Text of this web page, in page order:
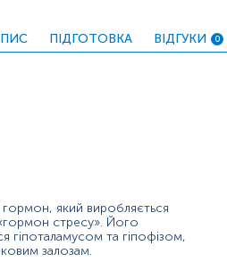
може викликати
вказують такі симптоми
аналіз на кортизол:
причин
втоми, астенії;
циклу, гірсутизмі;
ПІДГОТОВКА ВІДГУКИ 0
який виробляється
стресу». Його
гіпоталамусом та гіпофізом,
залозам.